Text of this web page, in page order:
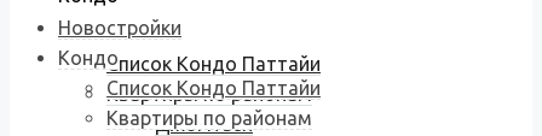
Список Кондо Паттайи
Квартиры по районам
Джомтьен
Новостройки
Кондо
Список Кондо Паттайи
Квартиры по районам